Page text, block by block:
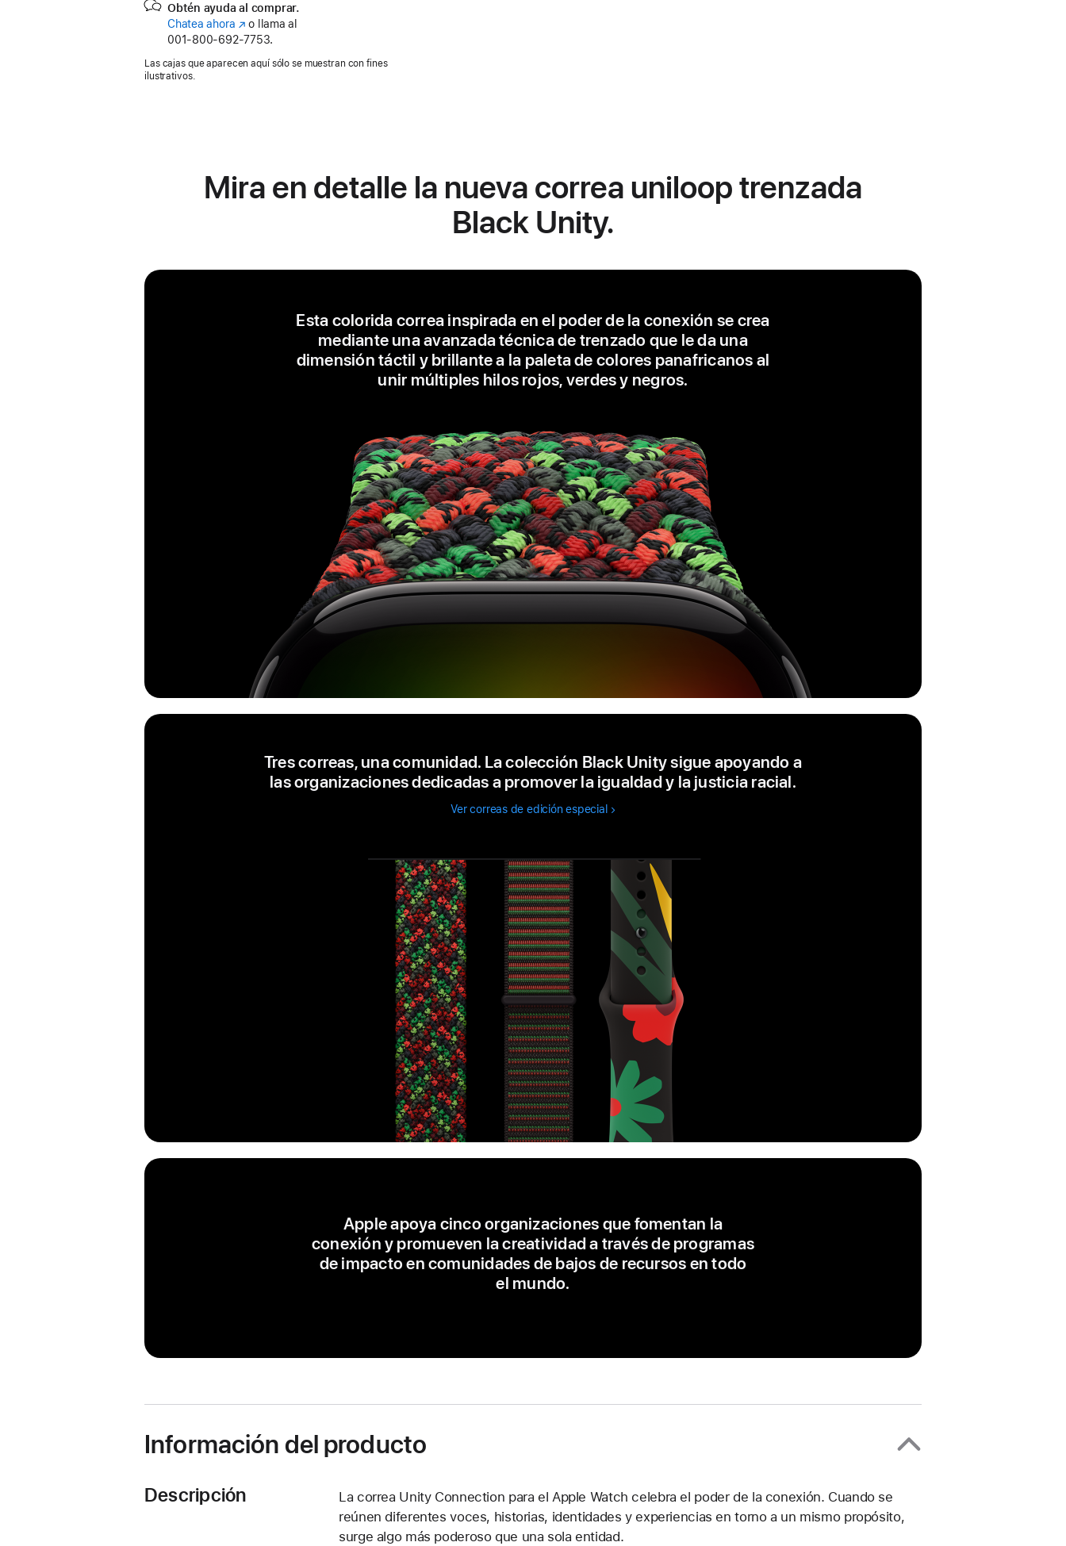
Obtén ayuda al comprar.
Chatea ahora (se
abre
una
o llama al
001‑800‑692‑7753.
Las cajas que aparecen aquí sólo se muestran con fines
ilustrativos.
Mira en detalle la nueva correa uniloop trenzada
Black Unity.
Esta colorida correa inspirada en el poder de la conexión se crea
mediante una avanzada técnica de trenzado que le da una
dimensión táctil y brillante a la paleta de colores panafricanos al
unir múltiples hilos rojos, verdes y negros.
Tres correas, una comunidad. La colección Black Unity sigue apoyando a
las organizaciones dedicadas a promover la igualdad y la justicia racial.
Ver correas de edición especial
Apple apoya cinco organizaciones que fomentan la
conexión y promueven la creatividad a través de programas
de impacto en comunidades de bajos de recursos en todo
el mundo.
Información del producto
Descripción
La correa Unity Connection para el Apple Watch celebra el poder de la conexión. Cuando se
reúnen diferentes voces, historias, identidades y experiencias en torno a un mismo propósito,
surge algo más poderoso que una sola entidad.